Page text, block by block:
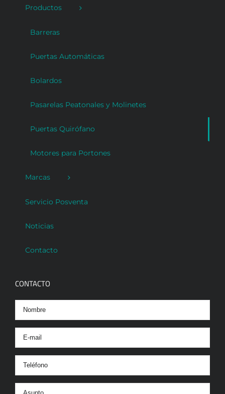
Productos
Barreras
Puertas Automáticas
Bolardos
Pasarelas Peatonales y Molinetes
Puertas Quirófano
Motores para Portones
Marcas
Servicio Posventa
Noticias
Contacto
CONTACTO